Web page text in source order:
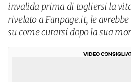
invalida prima di togliersi la
rivelato a Fanpage.it, le
su come curarsi dopo la sua
VIDEO